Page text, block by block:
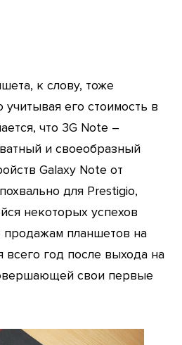
к слову, тоже
его стоимость в
что 3G Note –
и своеобразный
Galaxy Note от
для Prestigio,
некоторых успехов
продажам планшетов на
год после выхода на
свои первые